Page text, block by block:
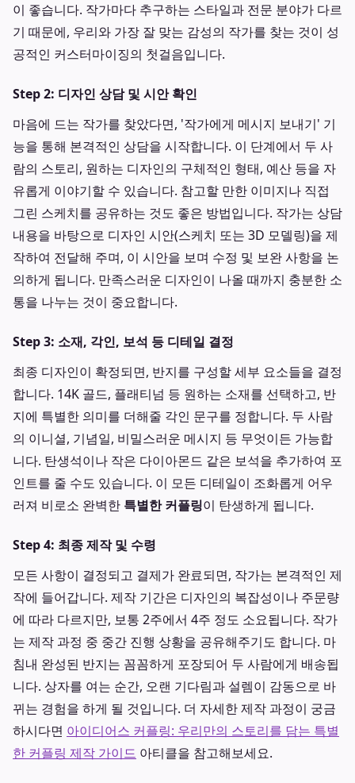
이 좋습니다. 작가마다 추구하는 스타일과 전문 분야가 다르
기 때문에, 우리와 가장 잘 맞는 감성의 작가를 찾는 것이 성
공적인 커스터마이징의 첫걸음입니다.
Step 2: 디자인 상담 및 시안 확인
마음에 드는 작가를 찾았다면, '작가에게 메시지 보내기' 기
능을 통해 본격적인 상담을 시작합니다. 이 단계에서 두 사
람의 스토리, 원하는 디자인의 구체적인 형태, 예산 등을 자
유롭게 이야기할 수 있습니다. 참고할 만한 이미지나 직접
그린 스케치를 공유하는 것도 좋은 방법입니다. 작가는 상담
내용을 바탕으로 디자인 시안(스케치 또는 3D 모델링)을 제
작하여 전달해 주며, 이 시안을 보며 수정 및 보완 사항을 논
의하게 됩니다. 만족스러운 디자인이 나올 때까지 충분한 소
통을 나누는 것이 중요합니다.
Step 3: 소재, 각인, 보석 등 디테일 결정
최종 디자인이 확정되면, 반지를 구성할 세부 요소들을 결정
합니다. 14K 골드, 플래티넘 등 원하는 소재를 선택하고, 반
지에 특별한 의미를 더해줄 각인 문구를 정합니다. 두 사람
의 이니셜, 기념일, 비밀스러운 메시지 등 무엇이든 가능합
니다. 탄생석이나 작은 다이아몬드 같은 보석을 추가하여 포
인트를 줄 수도 있습니다. 이 모든 디테일이 조화롭게 어우
러져 비로소 완벽한 특별한 커플링이 탄생하게 됩니다.
Step 4: 최종 제작 및 수령
모든 사항이 결정되고 결제가 완료되면, 작가는 본격적인 제
작에 들어갑니다. 제작 기간은 디자인의 복잡성이나 주문량
에 따라 다르지만, 보통 2주에서 4주 정도 소요됩니다. 작가
는 제작 과정 중 중간 진행 상황을 공유해주기도 합니다. 마
침내 완성된 반지는 꼼꼼하게 포장되어 두 사람에게 배송됩
니다. 상자를 여는 순간, 오랜 기다림과 설렘이 감동으로 바
뀌는 경험을 하게 될 것입니다. 더 자세한 제작 과정이 궁금
하시다면 아이디어스 커플링: 우리만의 스토리를 담는 특별
한 커플링 제작 가이드 아티클을 참고해보세요.